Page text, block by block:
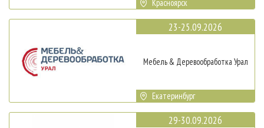
Красноярск
23-25.09.2026
Мебель & Деревообработка Урал
Екатеринбург
29-30.09.2026